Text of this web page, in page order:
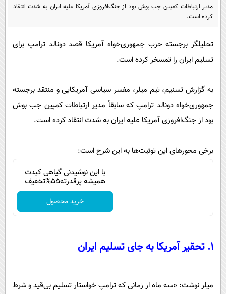
سرگرمی
گوناگون
حوادث
سلامت
فرهنگی
اجتماعی
حیات وحش
سیاست خارجی
پیامک
آشپزی
دانلود
مدیر ارتباطات کمپین جب بوش بود از جنگ‌افروزی آمریکا علیه ایران به شدت انتقاد
کرده است.
تحلیلگر برجسته حزب جمهوری‌خواه آمریکا قصد دونالد ترامپ برای
تسلیم ایران را تمسخر کرده است.
به گزارش تسنیم، تیم میلر، مفسر سیاسی آمریکایی و منتقد برجسته
جمهوری‌خواه دونالد ترامپ که سابقاً مدیر ارتباطات کمپین جب بوش
بود از جنگ‌افروزی آمریکا علیه ایران به شدت انتقاد کرده است.
برخی محورهای این توئیت‌ها به این شرح است:
با این نوشیدنی گیاهی کبدت
همیشه پرقدرته55%تخفیف
خرید محصول
1. تحقیر آمریکا به جای تسلیم ایران
میلر نوشت: «سه ماه از زمانی که ترامپ خواستار تسلیم بی‌قید و شرط